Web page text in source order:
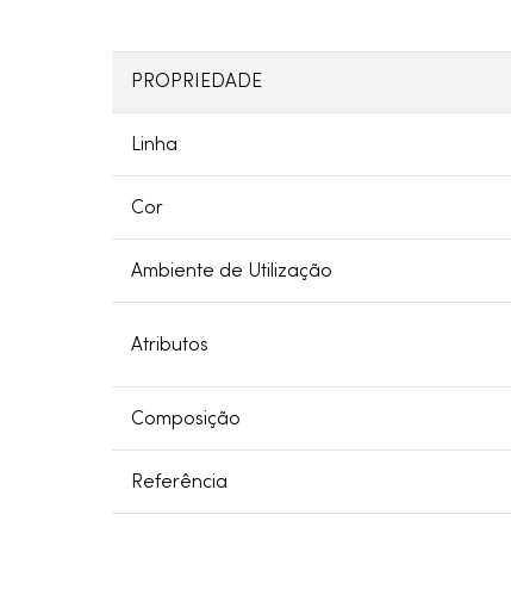
PROPRIEDADE
Linha
Cor
Ambiente de Utilização
Atributos
Composição
Referência